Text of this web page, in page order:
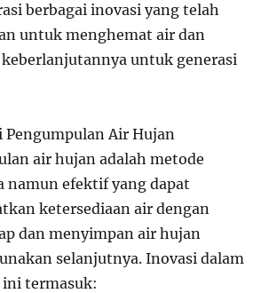
berbagai inovasi yang telah
untuk menghemat air dan
untuk generasi
Pengumpulan Air Hujan
air hujan adalah metode
namun efektif yang dapat
ketersediaan air dengan
dan menyimpan air hujan
selanjutnya. Inovasi dalam
termasuk: